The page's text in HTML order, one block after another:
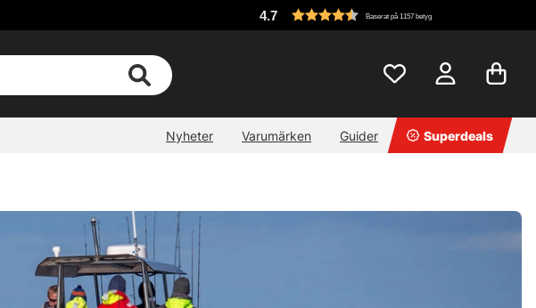
4.7 Baserat på 1157 betyg
Nyheter Varumärken Guider Superdeals